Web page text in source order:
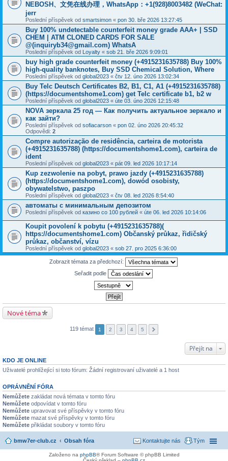
NEBOSH、文凭在线办理，WhatsApp：+1(928)8003482 (WeChat:
jerr
Poslední příspěvek od smartsimon « pon 30. bře 2026 13:27:45
Buy 100% undetectable counterfeit money grade AAA+ | SSD
CHEM | ATM CLONED CARDS FOR SALE
@(inquiryb34@gmail.com) WhatsA
Poslední příspěvek od Loyalty « sob 21. bře 2026 9:09:01
buy high grade counterfeit money ‪(+4915231635788‬) Buy 100%
high-quality banknotes, Buy SSD Chemical Solution, Where
Poslední příspěvek od global2023 « čtv 12. úno 2026 13:02:34
Buy Telc Deutsch Certificates B2, B1, C1, A1 (+4915231635788)
(https://documentshome1.com) get Telc certificate b1, b2 w
Poslední příspěvek od global2023 « úte 03. úno 2026 12:15:48
NOVA зеркала 25 год — Как получить актуальное зеркало и
как зайти?
Poslední příspěvek od sofiacarson « pon 02. úno 2026 20:45:32
Odpovědi: 2
Compre autorização de residência, carteira de motorista
(+4915231635788) (https://documentshome1.com), carteira de
ident
Poslední příspěvek od global2023 « pát 09. led 2026 10:17:14
Kup zezwolenie na pobyt, prawo jazdy (+4915231635788)
(https://documentshome1.com), dowód osobisty,
obywatelstwo, paszpo
Poslední příspěvek od global2023 « čtv 08. led 2026 8:54:40
автоматы с минимальным депозитом
Poslední příspěvek od казино со 100 рублей « úte 06. led 2026 10:14:06
Koupit povolení k pobytu (+4915231635788)(
https://documentshome1.com) Občanský průkaz, řidičský
průkaz, občanství, vízu
Poslední příspěvek od global2023 « sob 27. pro 2025 6:36:00
Zobrazit témata za předchozí:
Seřadit podle
Nové téma
119 témat 1 2 3 4 5
Přejít na
KDO JE ONLINE
Uživatelé prohlížející si toto fórum: Žádní registrovaní uživatelé a 1 host
OPRÁVNĚNÍ FÓRA
Nemůžete zakládat nová témata v tomto fóru
Nemůžete odpovídat v tomto fóru
Nemůžete upravovat své příspěvky v tomto fóru
Nemůžete mazat své příspěvky v tomto fóru
Nemůžete přikládat soubory v tomto fóru
bmw7er-club.cz Obsah fóra Tým
Kontaktujte nás
Založeno na phpBB® Forum Software © phpBB Limited